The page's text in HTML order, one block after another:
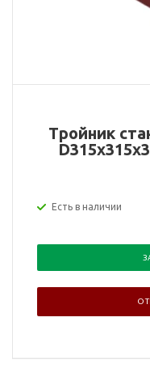
Тройник
Есть в наличии